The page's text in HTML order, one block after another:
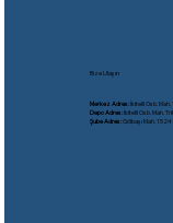
Bize Ulaşın
Merkez Adres:İkitelli Osb.
Depo Adres:İkitelli Osb. Mah.
Şube Adres:Gölbaşı Mah.